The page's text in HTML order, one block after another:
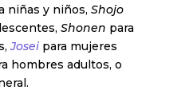
niñas y niños, Shojo
Shonen para
Joseipara mujeres
hombres adultos, o